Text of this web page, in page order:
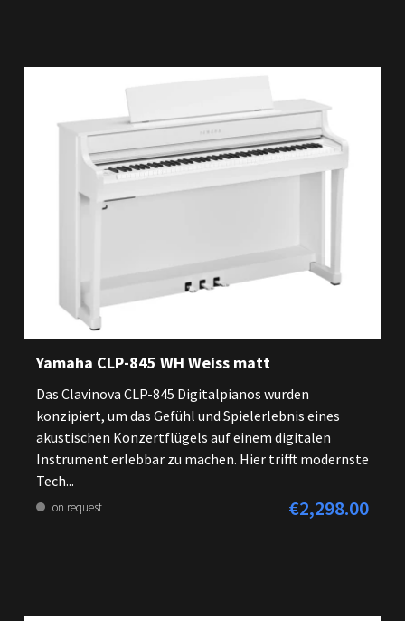
Yamaha CLP-845 WH Weiss matt
Das Clavinova CLP-845 Digitalpianos wurden
konzipiert, um das Gefühl und Spielerlebnis eines
akustischen Konzertflügels auf einem digitalen
Instrument erlebbar zu machen. Hier trifft modernste
Tech...
on request Regular price:
€2,298.00